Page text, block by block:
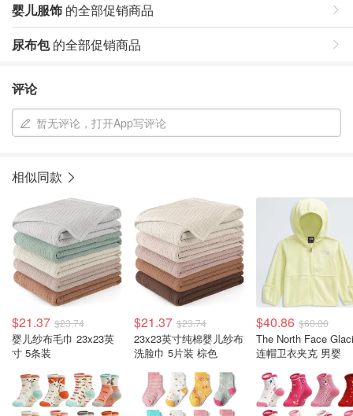
婴儿服饰 的全部促销商品
尿布包的全部促销商品
评论
暂无评论，打开App写评论
相似同款
$21.37 $23.74
婴儿纱布毛巾 23x23英
寸 5条装
$21.37 $23.74
23x23英寸纯棉婴儿纱布
洗脸巾 5片装 棕色
$40.86 $60.00
The North Face
连帽卫衣夹克 男婴